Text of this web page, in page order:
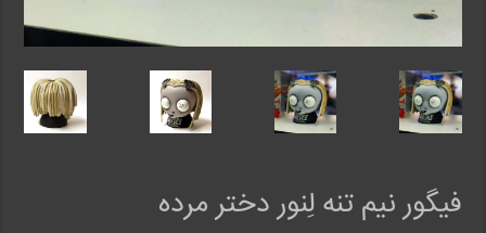
فیگور نیم تنه لِنور دختر مرده